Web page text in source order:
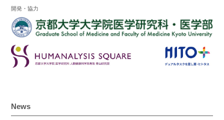
開発・協力
News